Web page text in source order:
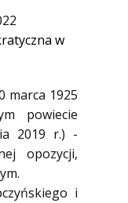
w
marca 1925
powiecie
2019 r.) -
opozycji,
i